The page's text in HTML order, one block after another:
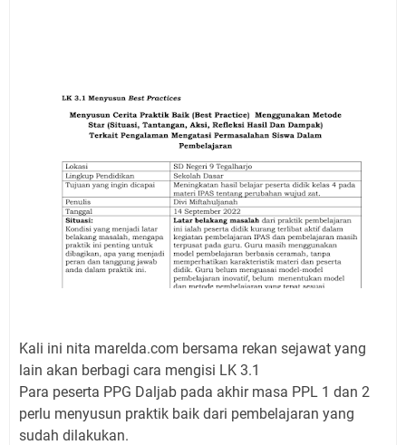
Kali ini nita marelda.com bersama rekan sejawat yang
lain akan berbagi cara mengisi LK 3.1
Para peserta PPG Daljab pada akhir masa PPL 1 dan 2
perlu menyusun praktik baik dari pembelajaran yang
sudah dilakukan.